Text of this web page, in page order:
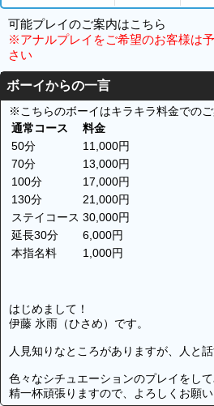
可能プレイのご案内はこちら
※アナルプレイをご希望のお客様は
さい
ボーイからの一言
※こちらのボーイはキラキラ料金でのご
通常コース
料金
50分
11,000円
70分
13,000円
100分
17,000円
130分
21,000円
ステイコース 30,000円
延長30分
6,000円
本指名料
1,000円
はじめまして！
伊藤 氷雨（ひさめ）です。
人見知りなところがありますが、人と
色々なシチュエーションのプレイをし
精一杯頑張りますので、よろしくお願い